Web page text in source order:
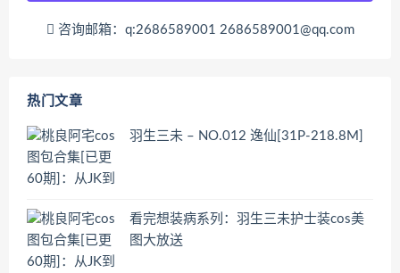
咨询邮箱：q:2686589001 2686589001@qq.com
热门文章
羽生三未 – NO.012 逸仙[31P-218.8M]
看完想装病系列：羽生三未护士装cos美
图大放送